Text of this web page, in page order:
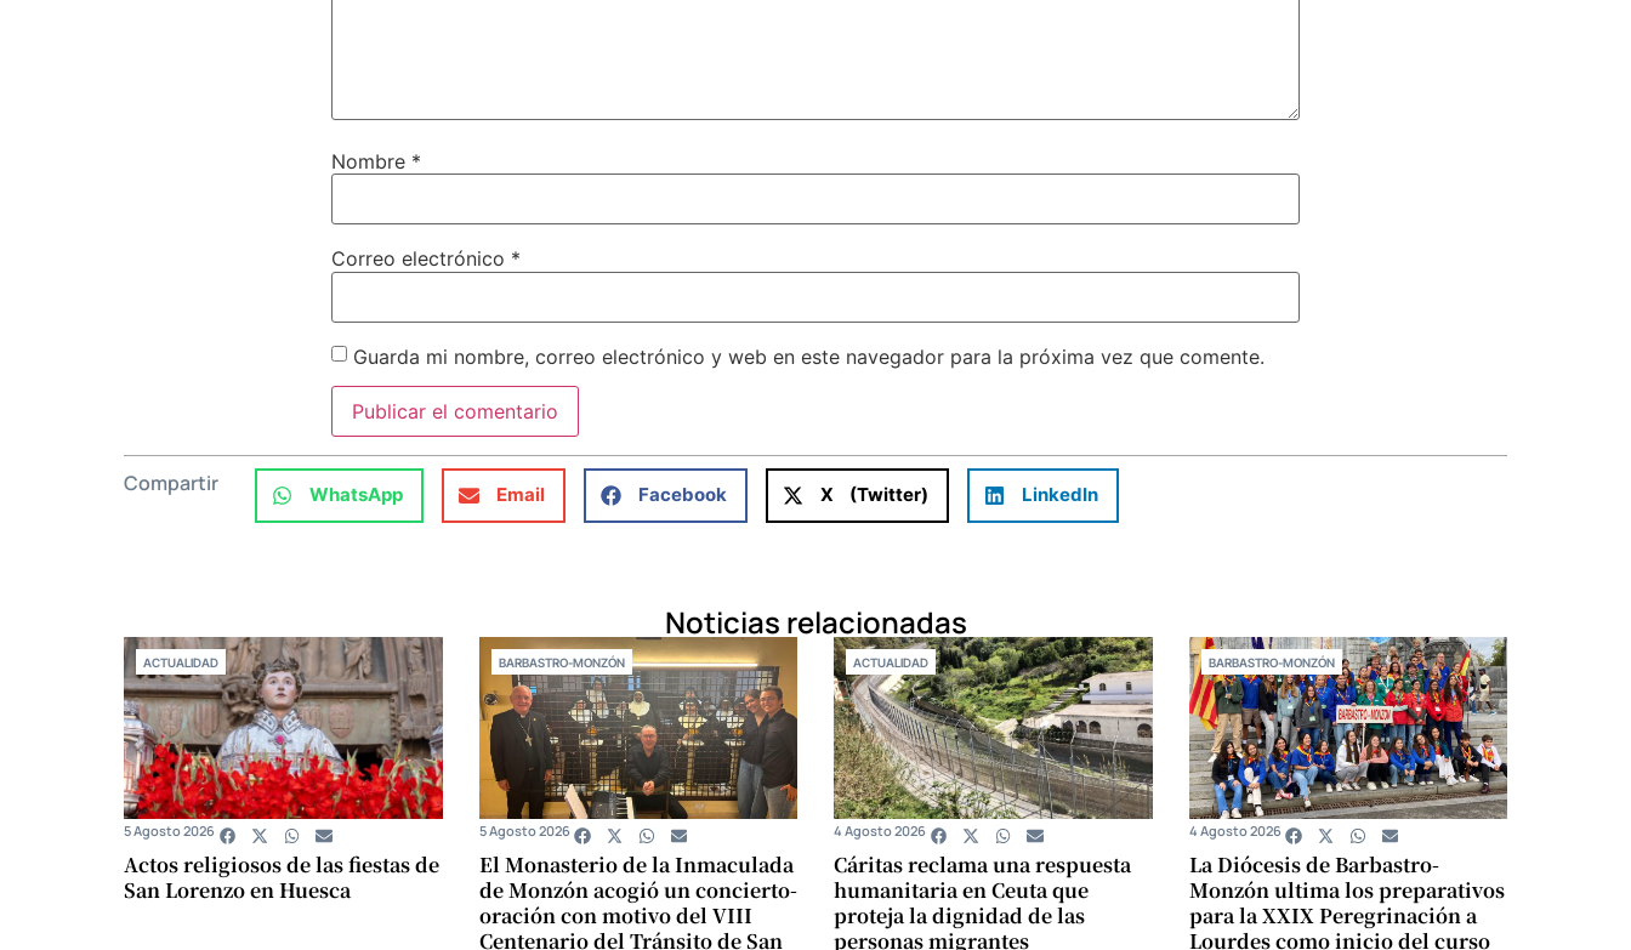
Nombre *
Correo electrónico *
Guarda mi nombre, correo electrónico y web en este navegador para la próxima vez que comente.
Compartir WhatsApp Email Facebook X (Twitter) LinkedIn
Noticias relacionadas
ACTUALIDAD
Actos religiosos de las fiestas de
San Lorenzo en Huesca
5 Agosto 2026
BARBASTRO-MONZÓN
El Monasterio de la Inmaculada
de Monzón acogió un concierto-
oración con motivo del VIII
Centenario del Tránsito de San
5 Agosto 2026
ACTUALIDAD
Cáritas reclama una respuesta
humanitaria en Ceuta que
proteja la dignidad de las
personas migrantes
4 Agosto 2026
BARBASTRO-MONZÓN
La Diócesis de Barbastro-
Monzón ultima los preparativos
para la XXIX Peregrinación a
Lourdes como inicio del curso
4 Agosto 2026